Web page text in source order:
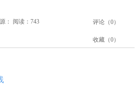
： 阅读：743 评论（0）
收藏（0）